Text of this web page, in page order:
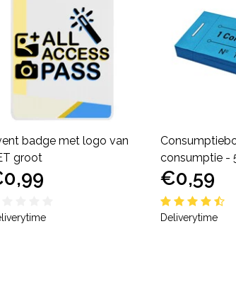
badge met logo van
groot
consumptie -
€0,59
Deliverytime